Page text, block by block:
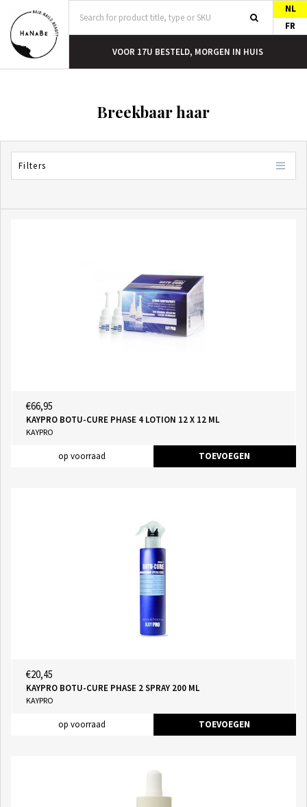
NL
FR
VOOR 17U BESTELD, MORGEN IN HUIS
Breekbaar haar
Filters
€66,95
KAYPRO BOTU-CURE PHASE 4 LOTION 12 X 12 ML
KAYPRO
op voorraad TOEVOEGEN
€20,45
KAYPRO BOTU-CURE PHASE 2 SPRAY 200 ML
KAYPRO
op voorraad TOEVOEGEN